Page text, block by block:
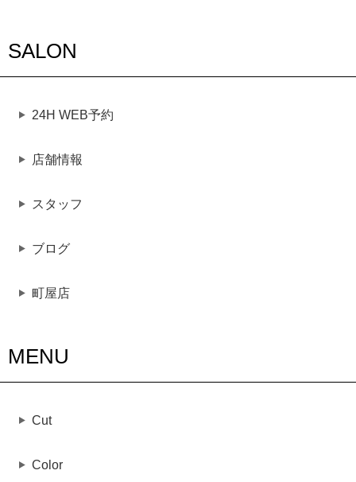
SALON
24H WEB予約
店舗情報
スタッフ
ブログ
町屋店
MENU
Cut
Color